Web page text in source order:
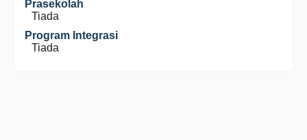
Prasekolah
Tiada
Program Integrasi
Tiada